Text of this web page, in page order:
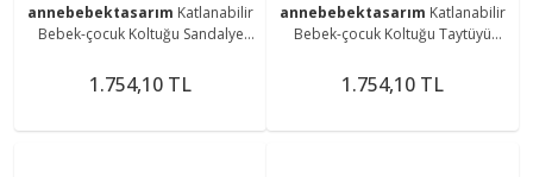
annebebektasarım Katlanabilir
Bebek-çocuk Koltuğu Sandalye
1.754,10 TL
annebebektasarım Katlanabilir
Bebek-çocuk Koltuğu Taytüyü
1.754,10 TL